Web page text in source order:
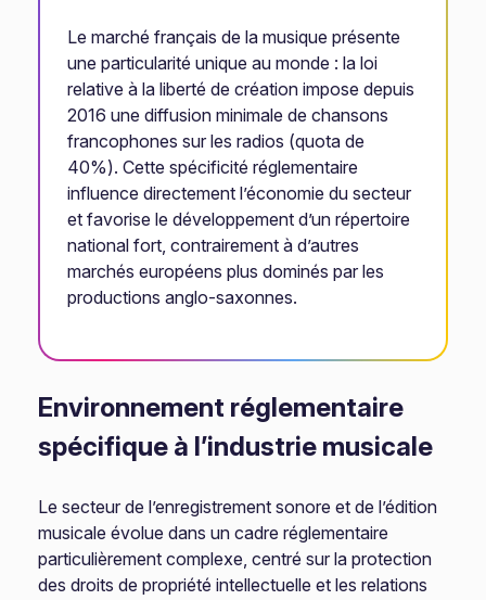
Le marché français de la musique présente
une particularité unique au monde : la loi
relative à la liberté de création impose depuis
2016 une diffusion minimale de chansons
francophones sur les radios (quota de
40%). Cette spécificité réglementaire
influence directement l’économie du secteur
et favorise le développement d’un répertoire
national fort, contrairement à d’autres
marchés européens plus dominés par les
productions anglo-saxonnes.
Environnement réglementaire
spécifique à l’industrie musicale
Le secteur de l’enregistrement sonore et de l’édition
musicale évolue dans un cadre réglementaire
particulièrement complexe, centré sur la protection
des droits de propriété intellectuelle et les relations